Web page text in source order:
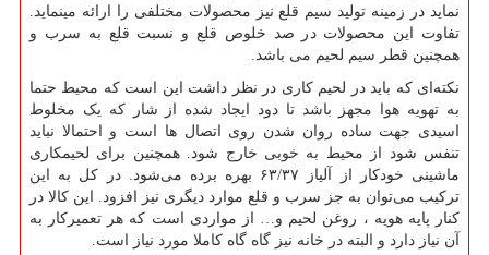
نماید در زمینه تولید سیم قلع نیز محصولات مختلفی را ارائه مینماید.
تفاوت این محصولات در صد خلوص قلع و نسبت قلع به سرب و
همچنین قطر سیم لحیم می باشد.
نکته‌ای که باید در لحیم‌ کاری در نظر داشت این است که محیط حتما
به تهویه هوا مجهز باشد تا دود ایجاد شده از شار که یک مخلوط
اسیدی جهت ساده روان شدن روی اتصال ها است و احتمالا نباید
تنفس شود از محیط به خوبی خارج شود. همچنین برای لحیمکاری
ماشینی خودکار از آلیاز ۶۳/۳۷ بهره برده می‌شود. در کل به این
ترکیب می‌توان به جز سرب و قلع موارد دیگری نیز افزود. این کالا در
کنار پایه هویه ، روغن لحیم و… از مواردی است که هر تعمیرکار به
آن نیاز دارد و البته در خانه نیز گاه گاه کاملا مورد نیاز است.